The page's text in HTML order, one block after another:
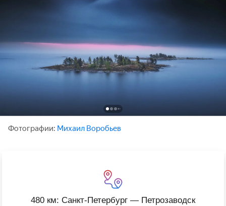
Фотографии: Михаил Воробьев
480 км: Санкт-Петербург — Петрозаводск